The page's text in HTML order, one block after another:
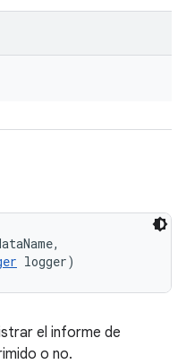
logger)
el informe de
o no.